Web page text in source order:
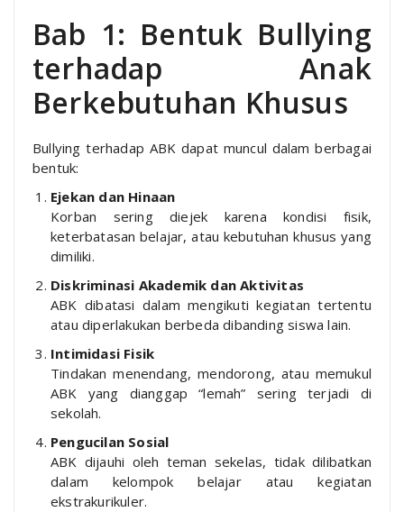
Bab 1: Bentuk Bullying
terhadap Anak
Berkebutuhan Khusus
Bullying terhadap ABK dapat muncul dalam berbagai
bentuk:
Ejekan dan Hinaan
Korban sering diejek karena kondisi fisik,
keterbatasan belajar, atau kebutuhan khusus yang
dimiliki.
Diskriminasi Akademik dan Aktivitas
ABK dibatasi dalam mengikuti kegiatan tertentu
atau diperlakukan berbeda dibanding siswa lain.
Intimidasi Fisik
Tindakan menendang, mendorong, atau memukul
ABK yang dianggap “lemah” sering terjadi di
sekolah.
Pengucilan Sosial
ABK dijauhi oleh teman sekelas, tidak dilibatkan
dalam kelompok belajar atau kegiatan
ekstrakurikuler.